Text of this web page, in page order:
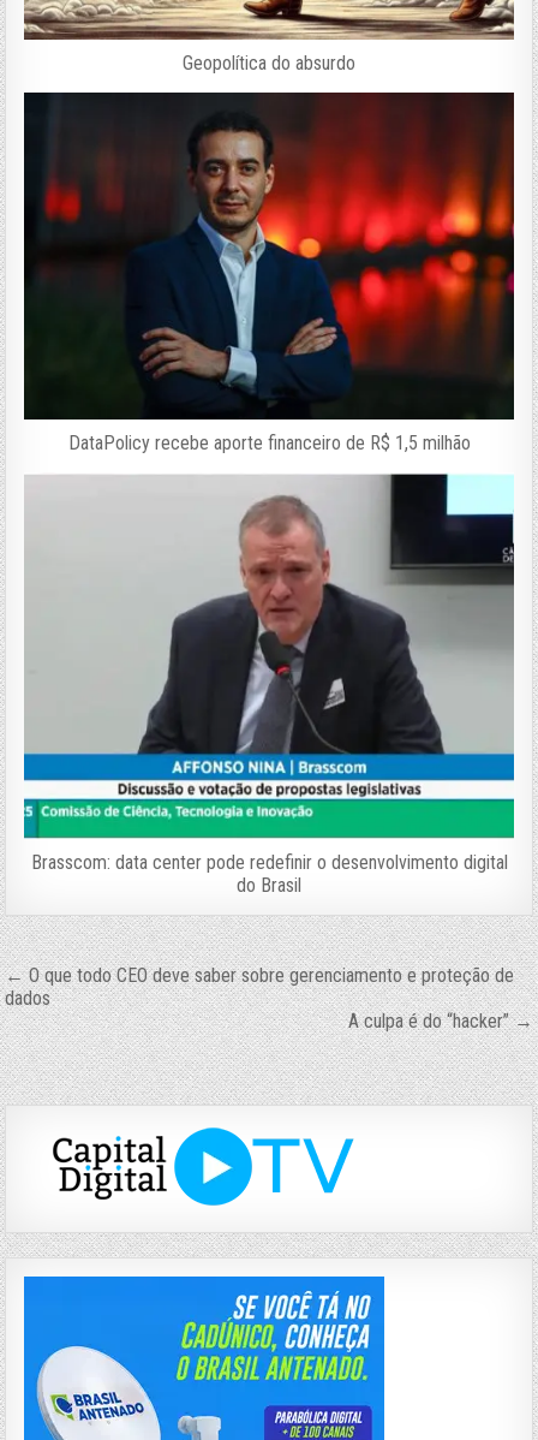
Geopolítica do absurdo
DataPolicy recebe aporte financeiro de R$ 1,5 milhão
Brasscom: data center pode redefinir o desenvolvimento digital
do Brasil
Navegação
de
Post
← O que todo CEO deve saber sobre gerenciamento e proteção de
dados
A culpa é do “hacker” →